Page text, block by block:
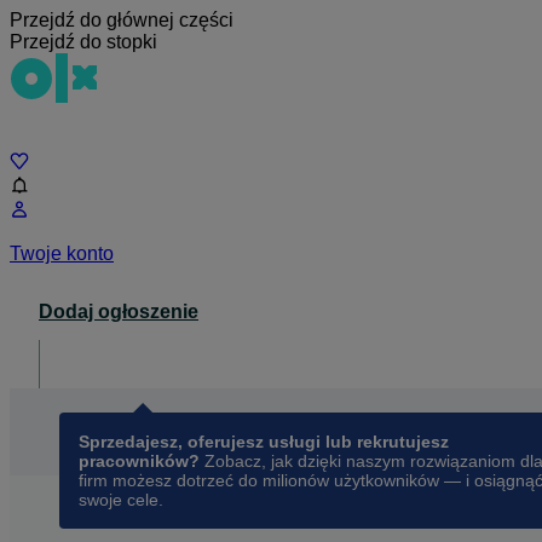
Przejdź do głównej części
Przejdź do stopki
Twoje konto
Dodaj ogłoszenie
Sprzedajesz, oferujesz usługi lub rekrutujesz
pracowników? Zobacz, jak dzięki naszym rozwiązaniom dla
firm możesz dotrzeć do milionów użytkowników — i osiągnąć
swoje cele.